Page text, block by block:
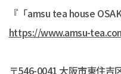
『「amsu tea house
https://www.amsu-
〒546-0041 大阪市東住吉